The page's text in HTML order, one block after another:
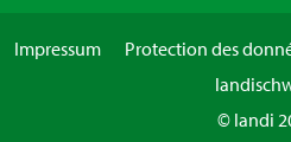
Impressum Protection des
© landi